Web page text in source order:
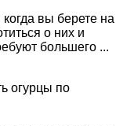
вы берете на
о них и
большего ...
огурцы по